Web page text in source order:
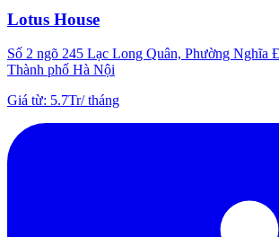
Lotus House
Số 2 ngõ 245 Lạc Long Quân, Phường Nghĩa
Thành phố Hà Nội
Giá từ: 5.7Tr/tháng